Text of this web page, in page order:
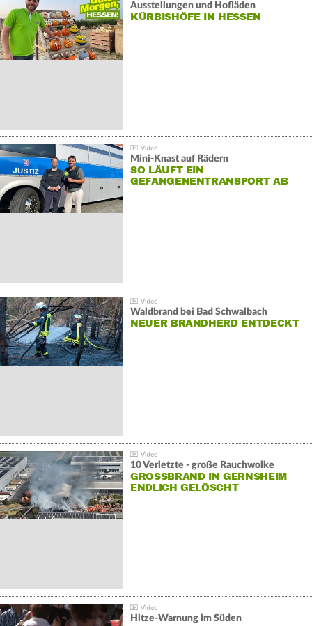
Ausstellungen und Hofläden
KÜRBISHÖFE IN HESSEN
Mini-Knast auf Rädern
SO LÄUFT EIN
GEFANGENENTRANSPORT AB
Waldbrand bei Bad Schwalbach
NEUER BRANDHERD ENTDECKT
10 Verletzte - große Rauchwolke
GROSSBRAND IN GERNSHEIM E
NDLICH GELÖSCHT
Hitze-Warnung im Süden